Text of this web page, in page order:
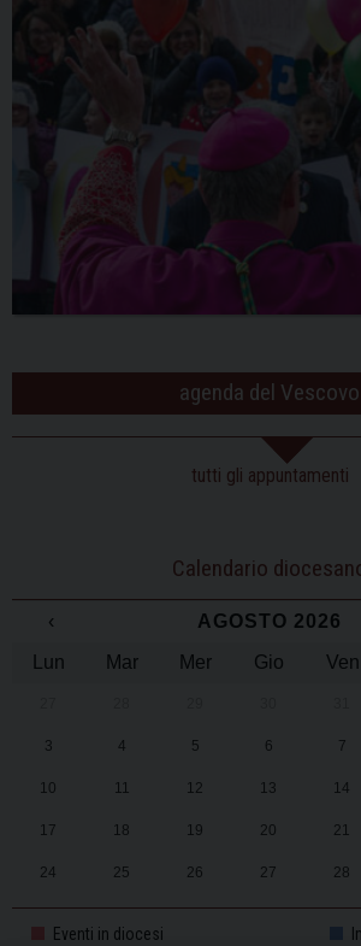
agenda del Vescovo
tutti gli appuntamenti
Calendario
‹ AGOSTO 2026
Lun
Mar Mer Gio Ven
3 4 5 6 7
10 11 12 13 14
17 18 19 20 21
24 25 26 27 28
Eventi in diocesi